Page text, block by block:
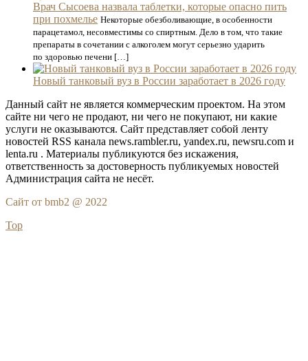
Врач Сысоева назвала таблетки, которые опасно пить
при похмелье Некоторые обезболивающие, в особенности
парацетамол, несовместимы со спиртным. Дело в том, что такие
препараты в сочетании с алкоголем могут серьезно ударить
по здоровью печени […]
Новый танковый вуз в России заработает в 2026 году
Данный сайт не является коммерческим проектом. На этом
сайте ни чего не продают, ни чего не покупают, ни какие
услуги не оказываются. Сайт представляет собой ленту
новостей RSS канала news.rambler.ru, yandex.ru, newsru.com и
lenta.ru . Материалы публикуются без искажения,
ответственность за достоверность публикуемых новостей
Администрация сайта не несёт.
Сайт от bmb2 @ 2022
Top